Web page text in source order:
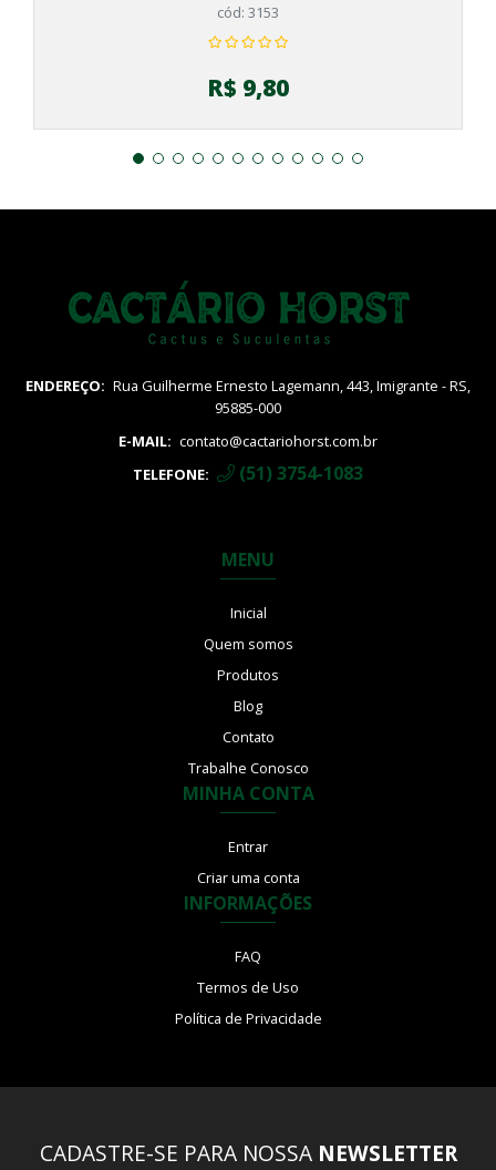
cód: 3153
R$ 9,80
ENDEREÇO: Rua Guilherme Ernesto Lagemann, 443, Imigrante - RS,
95885-000
E-MAIL: contato@cactariohorst.com.br
TELEFONE:
(51) 3754-1083
MENU
Inicial
Quem somos
Produtos
Blog
Contato
Trabalhe Conosco
MINHA CONTA
Entrar
Criar uma conta
INFORMAÇÕES
FAQ
Termos de Uso
Política de Privacidade
CADASTRE-SE PARA NOSSA NEWSLETTER